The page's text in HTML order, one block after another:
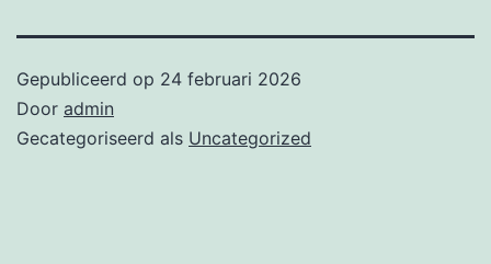
Gepubliceerd op 24 februari 2026
Door admin
Gecategoriseerd als Uncategorized